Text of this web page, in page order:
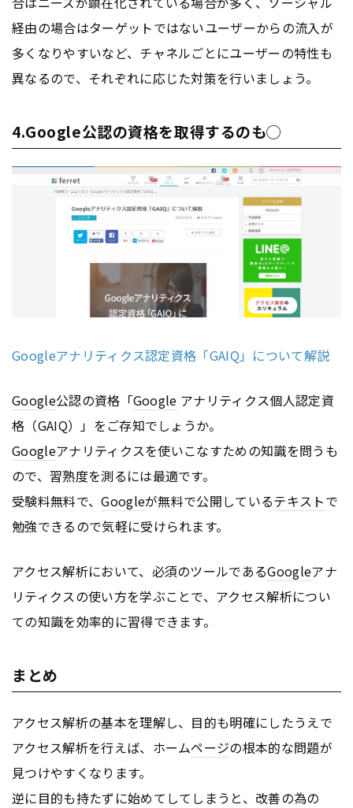
経由の場合はターゲットではないユーザーからの流入が
多くなりやすいなど、チャネルごとにユーザーの特性も
異なるので、それぞれに応じた対策を行いましょう。
4.Google公認の資格を取得するのも◯
Googleアナリティクス認定資格「GAIQ」について解説
Google公認の資格「Google アナリティクス個人認定資
格（GAIQ）」をご存知でしょうか。
Googleアナリティクスを使いこなすための知識を問うも
ので、習熟度を測るには最適です。
受験料無料で、Googleが無料で公開しているテキストで
勉強できるので気軽に受けられます。
アクセス解析において、必須のツールであるGoogleアナ
リティクスの使い方を学ぶことで、アクセス解析につい
ての知識を効率的に習得できます。
まとめ
アクセス解析の基本を理解し、目的も明確にしたうえで
アクセス解析を行えば、ホームページの根本的な問題が
見つけやすくなります。
逆に目的も持たずに始めてしてしまうと、改善の為の